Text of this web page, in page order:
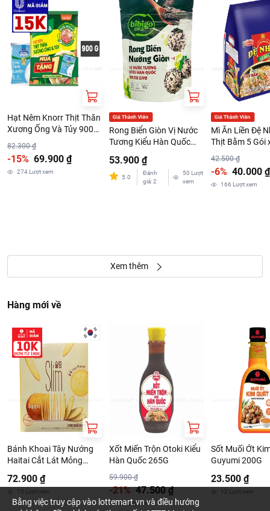
Hạt Nêm Knorr Thịt Thăn
Xương Ống Và Tủy 900G
82.300 ₫
-15% 69.900 ₫
274Lượt xem
Rong Biển Giòn Vị Nước
Tương Kiểu Hàn Quốc
53.900 ₫
5.0
Đánh
giá:2
50 Lượt
xem
Mì Ăn Liền Đệ
Thịt Bằm 5 Gói
42.500 ₫
-6% 40.000 ₫
166 Lượt xem
Xem thêm
Hàng mới về
Bánh Khoai Tây Nướng
Haitai Cắt Lát Mỏng
72.900 ₫
15 Lượt xem
Xốt Miến Trộn Otoki Kiểu
Hàn Quốc 265G
59.900 ₫
-21% 47.500 ₫
15 Lượt xem
Sốt Muối Ớt
Guyumi 200G
23.500 ₫
12 Lượt xem
Bằng việc truy cập vào lottemart.vn và điều hướng